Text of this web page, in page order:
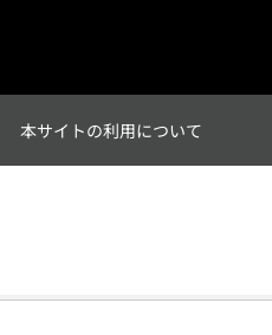
本サイトの利用について